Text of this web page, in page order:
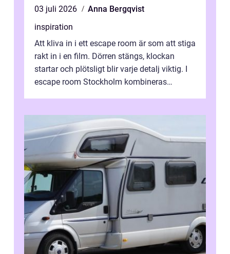
03 juli 2026
Anna Bergqvist
inspiration
Att kliva in i ett escape room är som att stiga
rakt in i en film. Dörren stängs, klockan
startar och plötsligt blir varje detalj viktig. I
escape room Stockholm kombineras